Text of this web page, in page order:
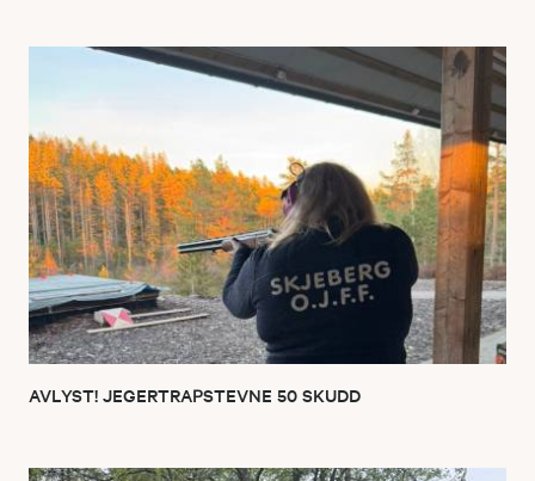
AVLYST! JEGERTRAPSTEVNE 50 SKUDD